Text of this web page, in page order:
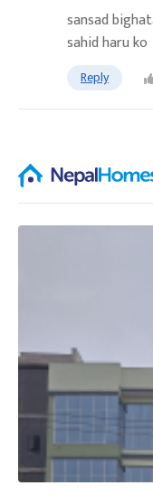
sansad
sahid haru ko
Reply